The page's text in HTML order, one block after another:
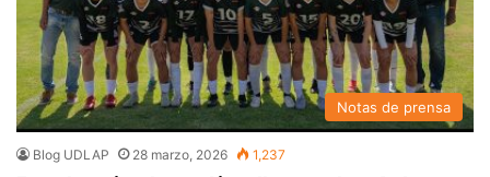
Notas de prensa
Blog UDLAP 28 marzo, 2026 1,237